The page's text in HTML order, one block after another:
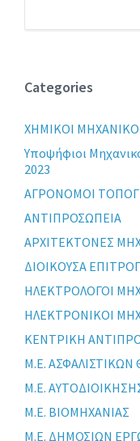
Categories
XHMIKOI
Yποψήφιοι
2023
ΑΓΡΟΝΟΜΟΙ
ΑΝΤΙΠΡΟΣΩΠΕΙΑ
ΑΡΧΙΤΕΚΤΟΝΕΣ
ΔΙΟΙΚΟΥΣΑ
ΗΛΕΚΤΡΟΛΟΓΟΙ
ΗΛΕΚΤΡΟΝΙΚΟΙ
ΚΕΝΤΡΙΚΗ
Μ.Ε.
Μ.Ε.
Μ.Ε. ΒΙΟΜΗΧΑΝΙΑΣ
Μ.Ε. ΔΗΜΟΣΙΩΝ